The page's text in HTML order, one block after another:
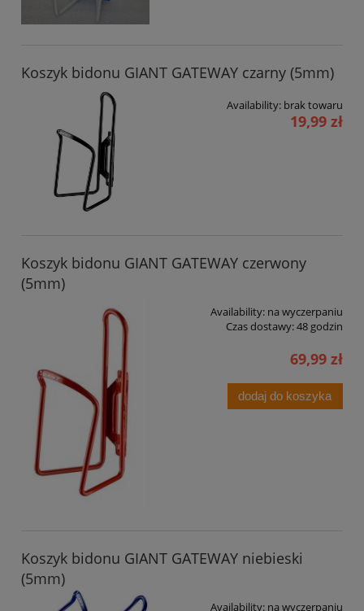
Koszyk bidonu GIANT GATEWAY czarny (5mm)
Availability: brak towaru
19,99 zł
Koszyk bidonu GIANT GATEWAY czerwony
(5mm)
Availability: na wyczerpaniu
Czas dostawy:48 godzin
69,99 zł
dodaj do koszyka
Koszyk bidonu GIANT GATEWAY niebieski
(5mm)
Availability: na wyczerpaniu